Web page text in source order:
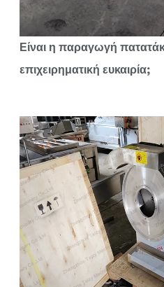
Είναι η παραγωγή
επιχειρηματική ευκαιρία;